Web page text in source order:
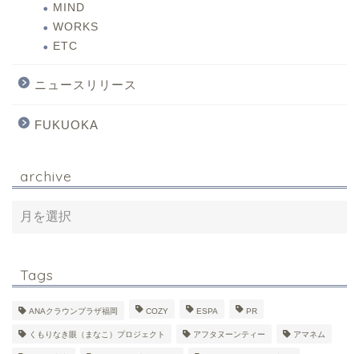
MIND
WORKS
ETC
ニュースリリース
FUKUOKA
archive
Tags
ANAクラウンプラザ福岡 COZY ESPA PR
くもりなき眼（まなこ）プロジェクト アフタヌーンティー アマネム